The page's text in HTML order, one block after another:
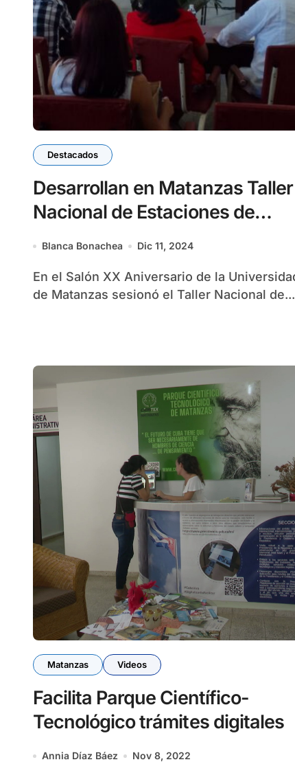
Destacados
Desarrollan en Matanzas Taller
Nacional de Estaciones de
Autoservicios Digitales
Blanca Bonachea Dic 11, 2024
En el Salón XX Aniversario de la Universidad
de Matanzas sesionó el Taller Nacional de...
Matanzas Videos
Facilita Parque Científico-
Tecnológico trámites digitales
Annia Díaz Báez Nov 8, 2022